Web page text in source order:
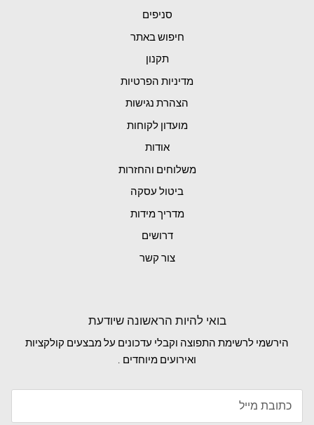
סניפים
חיפוש באתר
תקנון
מדיניות הפרטיות
הצהרת נגישות
מועדון לקוחות
אודות
משלוחים והחזרות
ביטול עסקה
מדריך מידות
דרושים
צור קשר
בואי להיות הראשונה שיודעת
הירשמי לרשימת התפוצה וקבלי עדכונים על מבצעים קולקציות
ואירועים מיוחדים .